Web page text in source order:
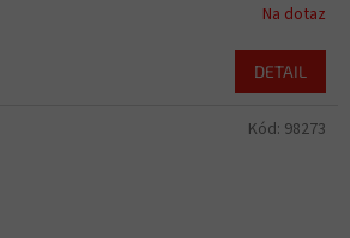
Na dotaz
DETAIL
Kód: 98273